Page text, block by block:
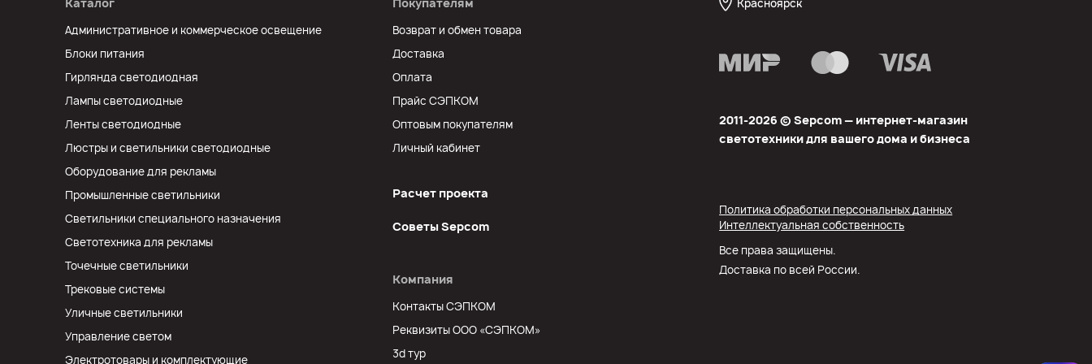
Административное и коммерческое освещение
Блоки питания
Гирлянда светодиодная
Лампы светодиодные
Ленты светодиодные
Люстры и светильники светодиодные
Оборудование для рекламы
Промышленные светильники
Светильники специального назначения
Светотехника для рекламы
Точечные светильники
Трековые системы
Уличные светильники
Управление светом
Электротовары и комплектующие
Возврат и обмен товара
Доставка
Оплата
Прайс СЭПКОМ
Оптовым покупателям
Личный кабинет
Расчет проекта
Советы Sеpcom
Компания
Контакты СЭПКОМ
Реквизиты ООО «СЭПКОМ»
3d тур
Красноярск
2011-2026 © Sеpcom — интернет-магазин
светотехники для вашего дома и бизнеса
Политика обработки персональных данных
Интеллектуальная собственность
Все права защищены.
Доставка по всей России.